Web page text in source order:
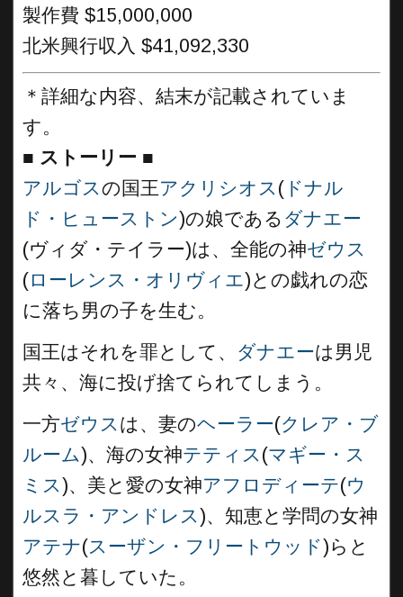
製作費 $15,000,000
北米興行収入 $41,092,330
＊詳細な内容、結末が記載されていま
す。
■ ストーリー ■
アルゴスの国王アクリシオス ( ドナル
ド・ヒューストン)の娘である ダナエー
(ヴィダ・テイラー)は、全能の神ゼウス
(ローレンス・オリヴィエ)との戯れの恋
に落ち男の子を生む。
国王はそれを罪として、 ダナエーは男児
共々、海に投げ捨てられてしまう。
一方ゼウス は、妻のヘーラー(クレア・ブ
ルーム)、海の女神テティス (マギー・ス
ミス)、美と愛の女神アフロディーテ(ウ
ルスラ・アンドレス)、知恵と学問の女神
アテナ(スーザン・フリートウッド)らと
悠然と暮していた。